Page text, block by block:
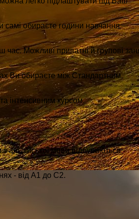
самі обираєте години навчання
Можливі приватні й групові
Ви обираєте між Стандартним,
та інтенсивним курсом.
англійської мови відбуваються
- від А1 до С2.